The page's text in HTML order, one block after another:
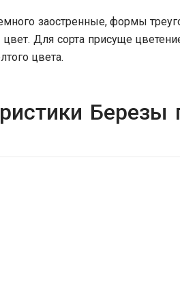
заостренные, формы
Для сорта присуще
цвета.
Березы